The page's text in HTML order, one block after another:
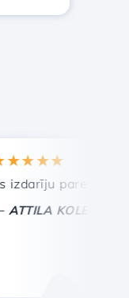
Ar īpašu
pareizo izvēli,
KOLES